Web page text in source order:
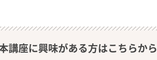
講座に興味がある方はこちらから